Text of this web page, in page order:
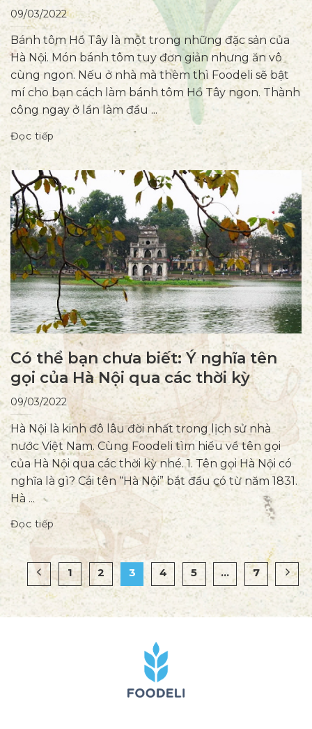
09/03/2022
Bánh tôm Hồ Tây là một trong những đặc sản của
Hà Nội. Món bánh tôm tuy đơn giản nhưng ăn vô
cùng ngon. Nếu ở nhà mà thèm thì Foodeli sẽ bật
mí cho bạn cách làm bánh tôm Hồ Tây ngon. Thành
công ngay ở lần làm đầu ...
Đọc tiếp
Có thể bạn chưa biết: Ý nghĩa tên
gọi của Hà Nội qua các thời kỳ
09/03/2022
Hà Nội là kinh đô lâu đời nhất trong lịch sử nhà
nước Việt Nam. Cùng Foodeli tìm hiểu về tên gọi
của Hà Nội qua các thời kỳ nhé. 1. Tên gọi Hà Nội có
nghĩa là gì? Cái tên “Hà Nội” bắt đầu có từ năm 1831.
Hà ...
Đọc tiếp
1 2 3 4 5 … 7